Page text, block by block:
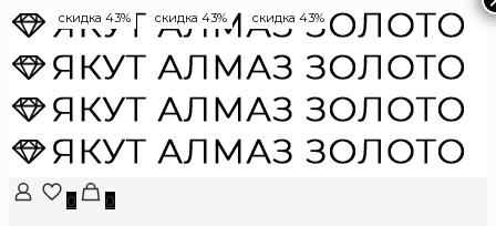
0
0
скидка 43% скидка 43% скидка 43%